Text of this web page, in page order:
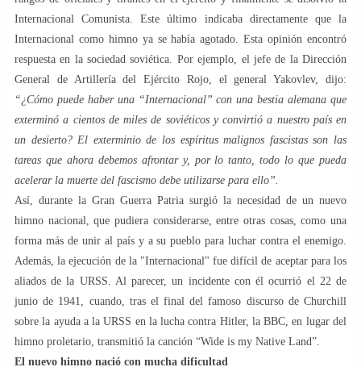
Internacional Comunista. Este último indicaba directamente que la
Internacional como himno ya se había agotado. Esta opinión encontró
respuesta en la sociedad soviética. Por ejemplo, el jefe de la Dirección
General de Artillería del Ejército Rojo, el general Yakovlev, dijo:
“¿Cómo puede haber una “Internacional” con una bestia alemana que
exterminó a cientos de miles de soviéticos y convirtió a nuestro país en
un desierto? El exterminio de los espíritus malignos fascistas son las
tareas que ahora debemos afrontar y, por lo tanto, todo lo que pueda
acelerar la muerte del fascismo debe utilizarse para ello”.
Así, durante la Gran Guerra Patria surgió la necesidad de un nuevo
himno nacional, que pudiera considerarse, entre otras cosas, como una
forma más de unir al país y a su pueblo para luchar contra el enemigo.
Además, la ejecución de la "Internacional" fue difícil de aceptar para los
aliados de la URSS. Al parecer, un incidente con él ocurrió el 22 de
junio de 1941, cuando, tras el final del famoso discurso de Churchill
sobre la ayuda a la URSS en la lucha contra Hitler, la BBC, en lugar del
himno proletario, transmitió la canción “Wide is my Native Land”.
El nuevo himno nació con mucha dificultad